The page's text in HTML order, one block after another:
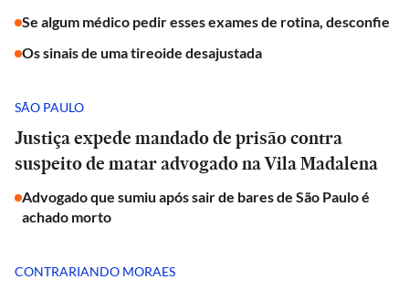
Se algum médico pedir esses exames de rotina, desconfie
Os sinais de uma tireoide desajustada
SÃO PAULO
Justiça expede mandado de prisão contra
suspeito de matar advogado na Vila Madalena
Advogado que sumiu após sair de bares de São Paulo é
achado morto
CONTRARIANDO MORAES